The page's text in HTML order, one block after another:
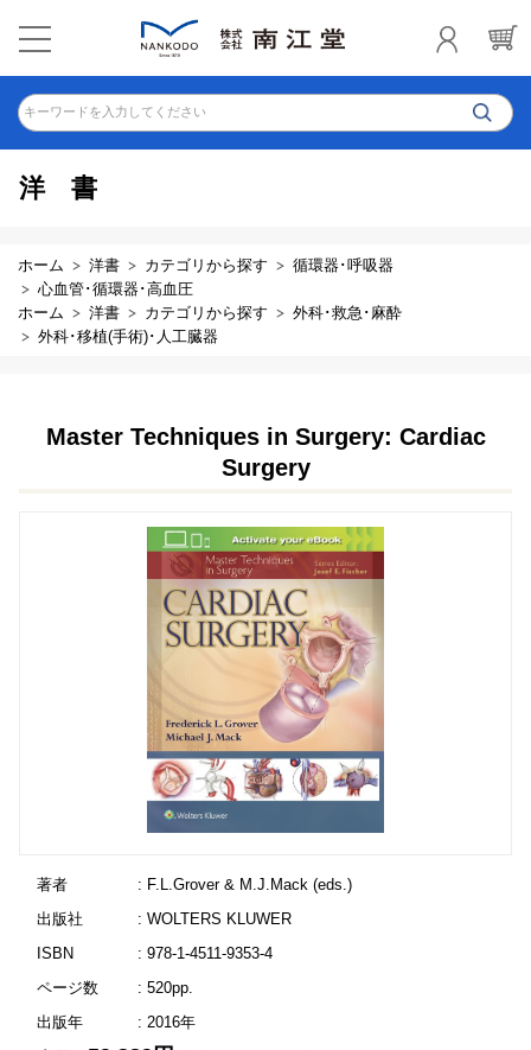
キーワードを入力してください
洋書
ホーム 洋書 カテゴリから探す
循環器･呼吸器
心血管･循環器･高血圧
ホーム
洋書 カテゴリから探す
外科･救急･麻酔
外科･移植(手術)･人工臓器
Master Techniques in Surgery: Cardiac
Surgery
著者
: F.L.Grover & M.J.Mack (eds.)
出版社
: WOLTERS KLUWER
ISBN
: 978-1-4511-9353-4
ページ数
: 520pp.
出版年
: 2016年